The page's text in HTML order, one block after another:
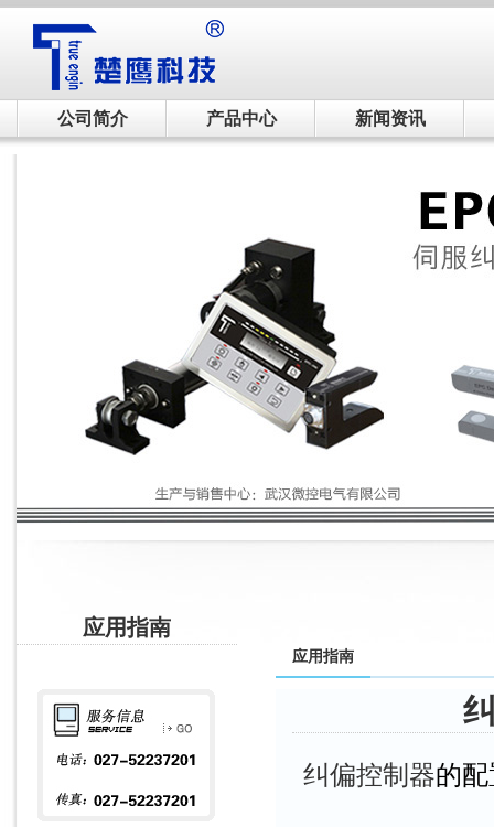
公司简介 产品中心 新闻资讯
应用指南
应用指南
纠偏控制器的